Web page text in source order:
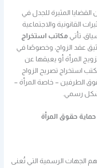
القضايا المثيرة للجدل في
القانونية والاجتماعية
تأتي مكاتب استخراج
عقد الزواج، وخصوصًا في
المرأة أو يعيقها عن
استخراج تصريح الزواج
الطرفين – خاصة المرأة –
رسمي.
حقوق المرأة
الجهات الرسمية التي تُعنى